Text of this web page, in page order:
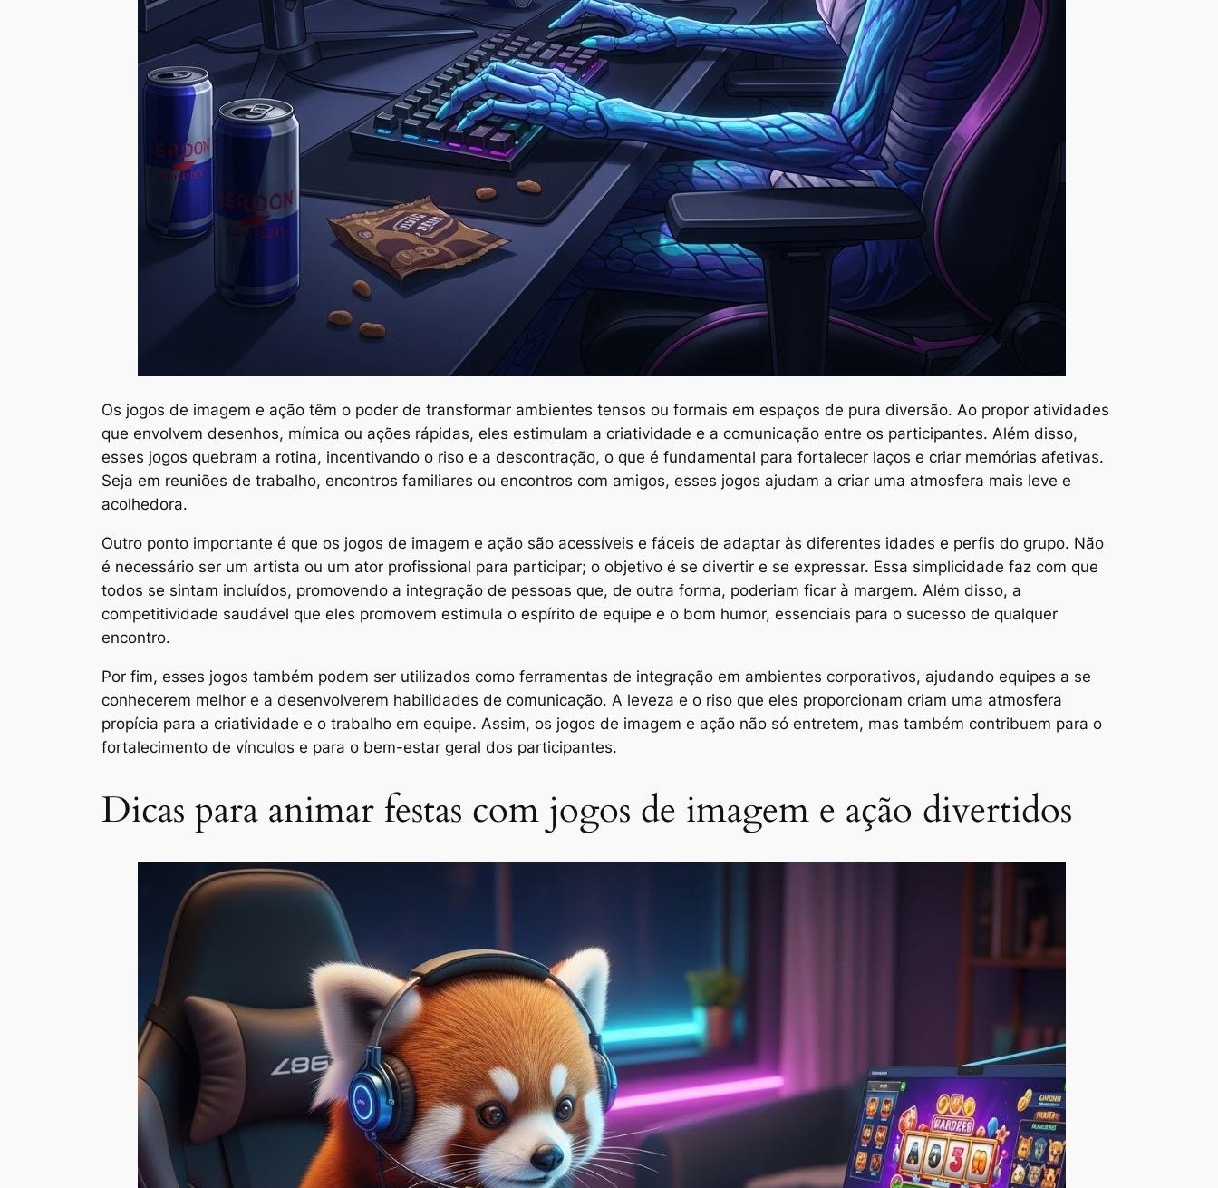
Os jogos de imagem e ação têm o poder de transformar ambientes tensos ou formais em espaços de pura diversão. Ao propor atividades
que envolvem desenhos, mímica ou ações rápidas, eles estimulam a criatividade e a comunicação entre os participantes. Além disso,
esses jogos quebram a rotina, incentivando o riso e a descontração, o que é fundamental para fortalecer laços e criar memórias afetivas.
Seja em reuniões de trabalho, encontros familiares ou encontros com amigos, esses jogos ajudam a criar uma atmosfera mais leve e
acolhedora.
Outro ponto importante é que os jogos de imagem e ação são acessíveis e fáceis de adaptar às diferentes idades e perfis do grupo. Não
é necessário ser um artista ou um ator profissional para participar; o objetivo é se divertir e se expressar. Essa simplicidade faz com que
todos se sintam incluídos, promovendo a integração de pessoas que, de outra forma, poderiam ficar à margem. Além disso, a
competitividade saudável que eles promovem estimula o espírito de equipe e o bom humor, essenciais para o sucesso de qualquer
encontro.
Por fim, esses jogos também podem ser utilizados como ferramentas de integração em ambientes corporativos, ajudando equipes a se
conhecerem melhor e a desenvolverem habilidades de comunicação. A leveza e o riso que eles proporcionam criam uma atmosfera
propícia para a criatividade e o trabalho em equipe. Assim, os jogos de imagem e ação não só entretem, mas também contribuem para o
fortalecimento de vínculos e para o bem-estar geral dos participantes.
Dicas para animar festas com jogos de imagem e ação divertidos